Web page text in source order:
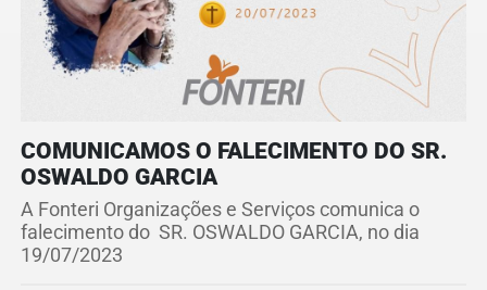
COMUNICAMOS O FALECIMENTO DO SR.
OSWALDO GARCIA
A Fonteri Organizações e Serviços comunica o
falecimento do SR. OSWALDO GARCIA, no dia
19/07/2023